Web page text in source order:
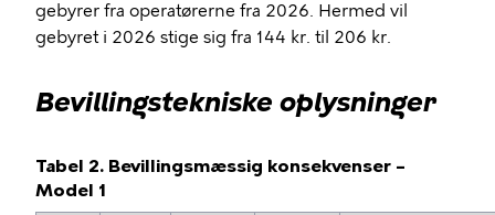
gebyrer fra operatørerne fra 2026. Hermed vil
gebyret i 2026 stige sig fra 144 kr. til 206 kr.
Bevillingstekniske oplysninger
Tabel 2. Bevillingsmæssig konsekvenser –
Model 1